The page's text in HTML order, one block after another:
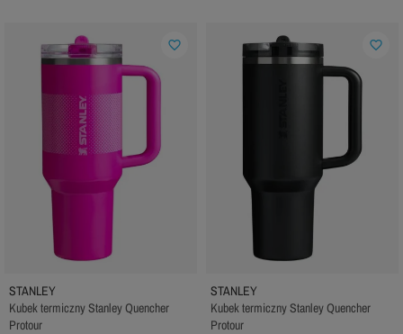
STANLEY
Kubek termiczny Stanley Quencher
Protour
favorite_border
STANLEY
Kubek termiczny Stanley Quencher
Protour
favorite_border